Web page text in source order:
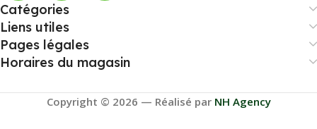
Catégories
Liens utiles
Pages légales
Horaires du magasin
Copyright © 2026 — Réalisé par NH Agency